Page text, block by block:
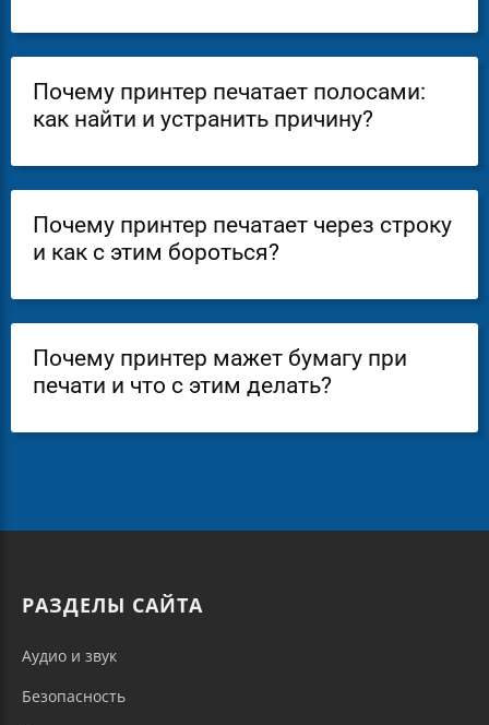
Почему принтер печатает полосами:
как найти и устранить причину?
Почему принтер печатает через строку
и как с этим бороться?
Почему принтер мажет бумагу при
печати и что с этим делать?
РАЗДЕЛЫ САЙТА
Аудио и звук
Безопасность